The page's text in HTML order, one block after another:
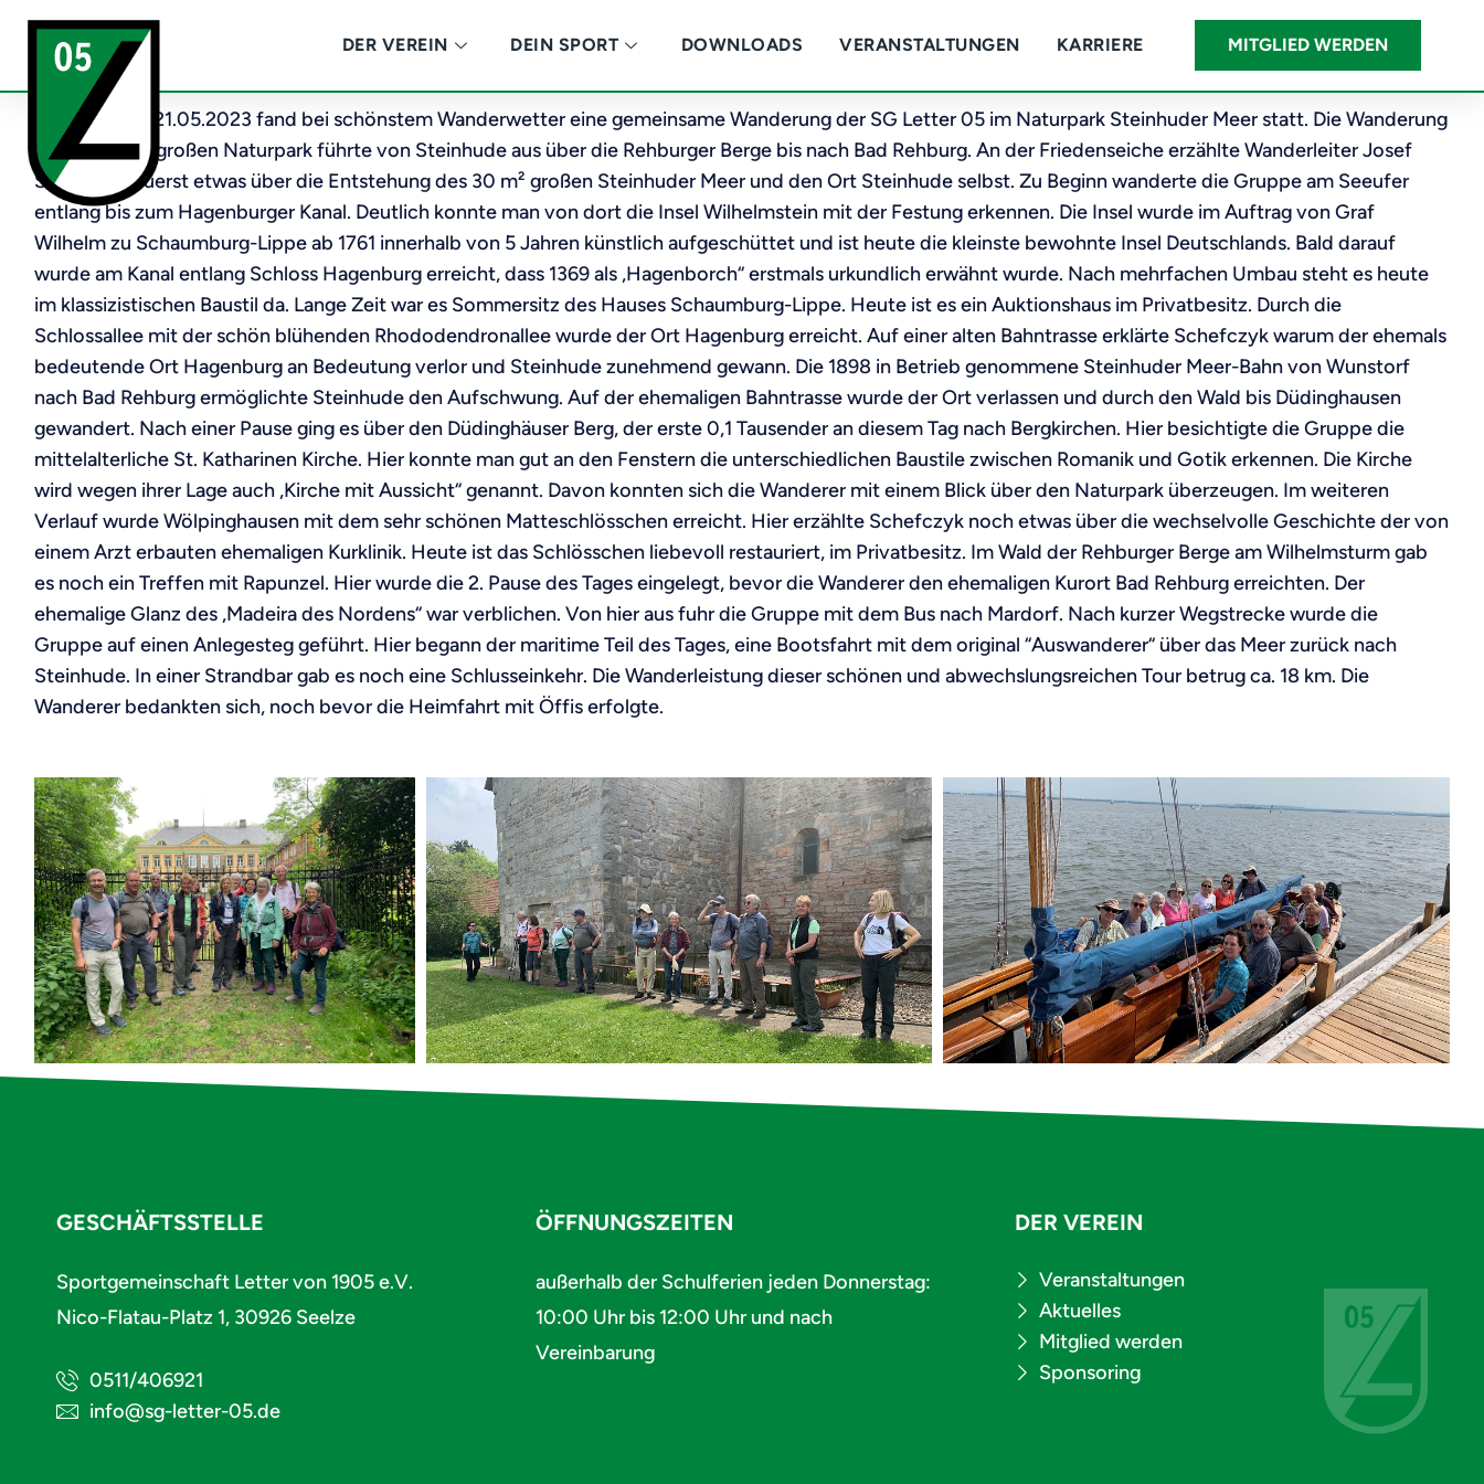
DER VEREIN DEIN SPORT DOWNLOADS VERANSTALTUNGEN KARRIERE MITGLIED WERDEN
Am Sonntag, 21.05.2023 fand bei schönstem Wanderwetter eine gemeinsame Wanderung der SG Letter 05 im Naturpark Steinhuder Meer statt. Die Wanderung
im 42.600 ha großen Naturpark führte von Steinhude aus über die Rehburger Berge bis nach Bad Rehburg. An der Friedenseiche erzählte Wanderleiter Josef
Schefczyk zuerst etwas über die Entstehung des 30 m² großen Steinhuder Meer und den Ort Steinhude selbst. Zu Beginn wanderte die Gruppe am Seeufer
entlang bis zum Hagenburger Kanal. Deutlich konnte man von dort die Insel Wilhelmstein mit der Festung erkennen. Die Insel wurde im Auftrag von Graf
Wilhelm zu Schaumburg-Lippe ab 1761 innerhalb von 5 Jahren künstlich aufgeschüttet und ist heute die kleinste bewohnte Insel Deutschlands. Bald darauf
wurde am Kanal entlang Schloss Hagenburg erreicht, dass 1369 als „Hagenborch“ erstmals urkundlich erwähnt wurde. Nach mehrfachen Umbau steht es heute
im klassizistischen Baustil da. Lange Zeit war es Sommersitz des Hauses Schaumburg-Lippe. Heute ist es ein Auktionshaus im Privatbesitz. Durch die
Schlossallee mit der schön blühenden Rhododendronallee wurde der Ort Hagenburg erreicht. Auf einer alten Bahntrasse erklärte Schefczyk warum der ehemals
bedeutende Ort Hagenburg an Bedeutung verlor und Steinhude zunehmend gewann. Die 1898 in Betrieb genommene Steinhuder Meer-Bahn von Wunstorf
nach Bad Rehburg ermöglichte Steinhude den Aufschwung. Auf der ehemaligen Bahntrasse wurde der Ort verlassen und durch den Wald bis Düdinghausen
gewandert. Nach einer Pause ging es über den Düdinghäuser Berg, der erste 0,1 Tausender an diesem Tag nach Bergkirchen. Hier besichtigte die Gruppe die
mittelalterliche St. Katharinen Kirche. Hier konnte man gut an den Fenstern die unterschiedlichen Baustile zwischen Romanik und Gotik erkennen. Die Kirche
wird wegen ihrer Lage auch „Kirche mit Aussicht“ genannt. Davon konnten sich die Wanderer mit einem Blick über den Naturpark überzeugen. Im weiteren
Verlauf wurde Wölpinghausen mit dem sehr schönen Matteschlösschen erreicht. Hier erzählte Schefczyk noch etwas über die wechselvolle Geschichte der von
einem Arzt erbauten ehemaligen Kurklinik. Heute ist das Schlösschen liebevoll restauriert, im Privatbesitz. Im Wald der Rehburger Berge am Wilhelmsturm gab
es noch ein Treffen mit Rapunzel. Hier wurde die 2. Pause des Tages eingelegt, bevor die Wanderer den ehemaligen Kurort Bad Rehburg erreichten. Der
ehemalige Glanz des „Madeira des Nordens“ war verblichen. Von hier aus fuhr die Gruppe mit dem Bus nach Mardorf. Nach kurzer Wegstrecke wurde die
Gruppe auf einen Anlegesteg geführt. Hier begann der maritime Teil des Tages, eine Bootsfahrt mit dem original “Auswanderer“ über das Meer zurück nach
Steinhude. In einer Strandbar gab es noch eine Schlusseinkehr. Die Wanderleistung dieser schönen und abwechslungsreichen Tour betrug ca. 18 km. Die
Wanderer bedankten sich, noch bevor die Heimfahrt mit Öffis erfolgte.
GESCHÄFTSSTELLE
Sportgemeinschaft Letter von 1905 e.V.
Nico-Flatau-Platz 1, 30926 Seelze
0511/406921
info@sg-letter-05.de
ÖFFNUNGSZEITEN
außerhalb der Schulferien jeden Donnerstag:
10:00 Uhr bis 12:00 Uhr und nach
Vereinbarung
DER VEREIN
Veranstaltungen
Aktuelles
Mitglied werden
Sponsoring